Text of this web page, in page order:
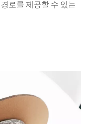
로를 제공할 수 있는